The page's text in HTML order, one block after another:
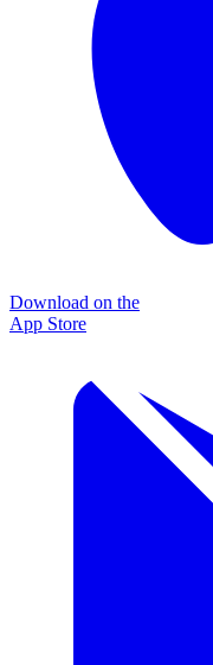
Download on the
App Store